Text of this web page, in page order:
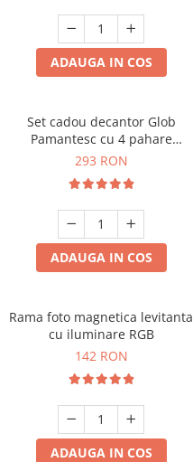
Cadouri Fete
Pentru Copilul din tine
Cadouri Haioase
Cadouri Majorat
Cadouri pentru Nasi
Cadouri pentru Bunici
Cadouri pentru Sefi
Cel ce are tot
Cani si Termosuri
Jocuri si Puzzle
Produse pentru Calatorie
Cadouri Sfantul Alexandru
Cadouri Sfanta Ana
Cadouri Sfanta Maria
Cadouri Sfintii Mihail si Gavriil
ADAUGA IN COS
Set cadou decantor Glob
Pamantesc cu 4 pahare
Deluxe
293 RON
ADAUGA IN COS
Rama foto magnetica levitanta
cu iluminare RGB
142 RON
ADAUGA IN COS